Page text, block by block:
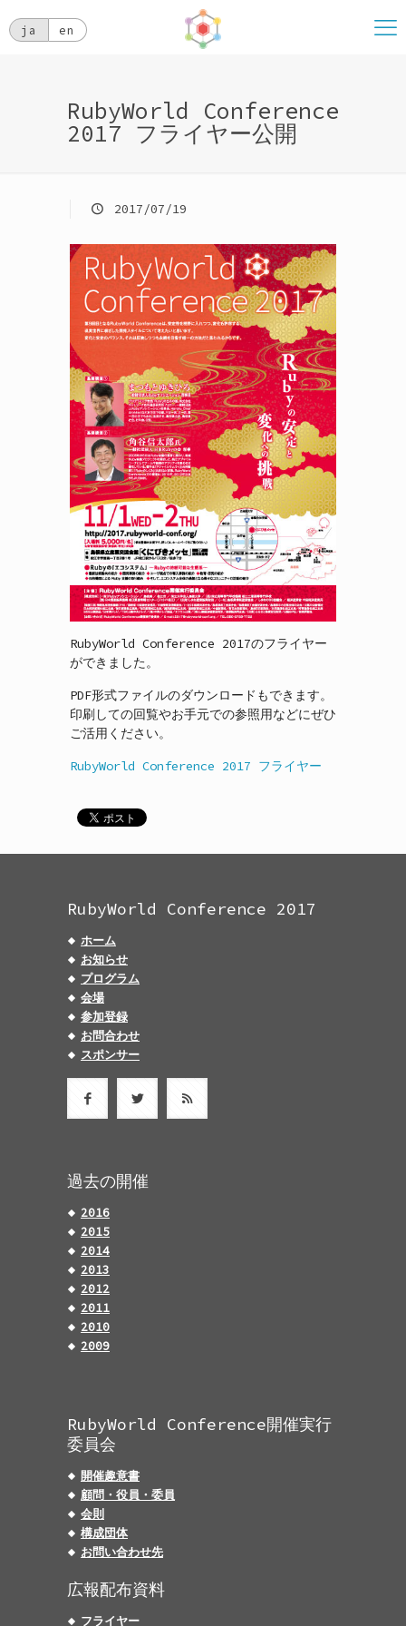
ja en
RubyWorld Conference
2017 フライヤー公開
2017/07/19
RubyWorld Conference 2017のフライヤー
ができました。
PDF形式ファイルのダウンロードもできます。
印刷しての回覧やお手元での参照用などにぜひ
ご活用ください。
RubyWorld Conference 2017 フライヤー
RubyWorld Conference 2017
ホーム
お知らせ
プログラム
会場
参加登録
お問合わせ
スポンサー
過去の開催
2016
2015
2014
2013
2012
2011
2010
2009
RubyWorld Conference開催実行
委員会
開催趣意書
顧問・役員・委員
会則
構成団体
お問い合わせ先
広報配布資料
フライヤー